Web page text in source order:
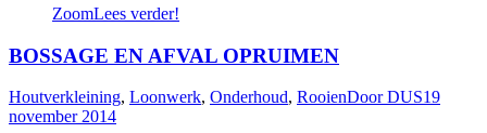
ZoomLees verder!
BOSSAGE EN AFVAL OPRUIMEN
Houtverkleining, Loonwerk, Onderhoud, RooienDoorDUS19
november 2014